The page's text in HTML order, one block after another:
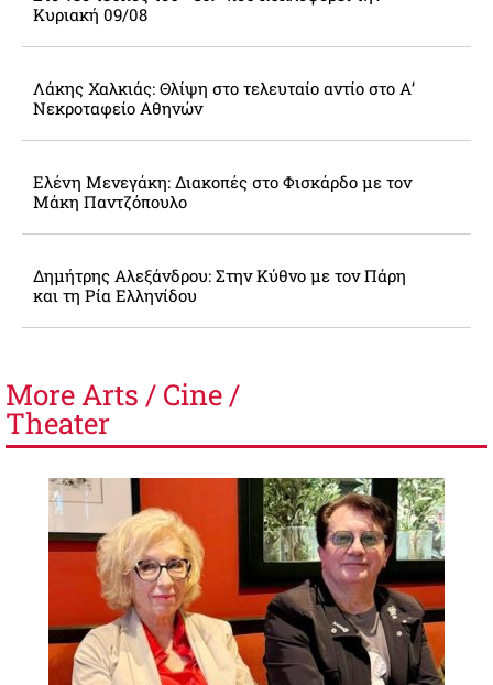
Κυριακή 09/08
Λάκης Χαλκιάς: Θλίψη στο τελευταίο αντίο στο Α’
Νεκροταφείο Αθηνών
Ελένη Μενεγάκη: Διακοπές στο Φισκάρδο με τον
Μάκη Παντζόπουλο
Δημήτρης Αλεξάνδρου: Στην Κύθνο με τον Πάρη
και τη Ρία Ελληνίδου
MoreArts / Cine /
Theater